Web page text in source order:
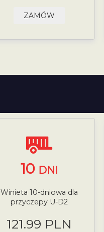
ZAMÓW
10 DNI
Winieta 10-dniowa dla
przyczepy U-D2
121.99 PLN